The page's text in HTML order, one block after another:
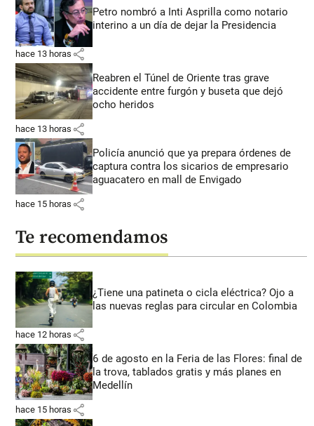
Petro nombró a Inti Asprilla como notario
interino a un día de dejar la Presidencia
hace 13 horas share
Reabren el Túnel de Oriente tras grave
accidente entre furgón y buseta que dejó
ocho heridos
hace 13 horas share
Policía anunció que ya prepara órdenes de
captura contra los sicarios de empresario
aguacatero en mall de Envigado
hace 15 horas share
Te recomendamos
¿Tiene una patineta o cicla eléctrica? Ojo a
las nuevas reglas para circular en Colombia
hace 12 horas share
6 de agosto en la Feria de las Flores: final de
la trova, tablados gratis y más planes en
Medellín
hace 15 horas share